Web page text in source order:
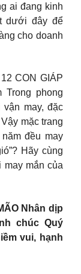
ai đang kinh
dưới đây để
cho doanh
CON GIÁP
Trong phong
may, đặc
mặc trang
đều may
Hãy cùng
may mắn của
Nhân dịp
chúc Quý
vui, hạnh